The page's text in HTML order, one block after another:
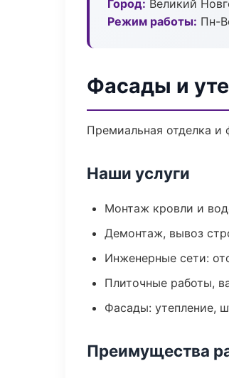
Город: Великий
Режим работы: Пн-
Фасады и
Премиальная отделка и
Наши услуги
Монтаж кровли и
Демонтаж, вывоз
Инженерные сети:
Плиточные работы,
Фасады: утепление,
Преимущества